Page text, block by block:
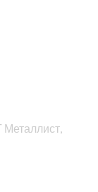
Металлист,